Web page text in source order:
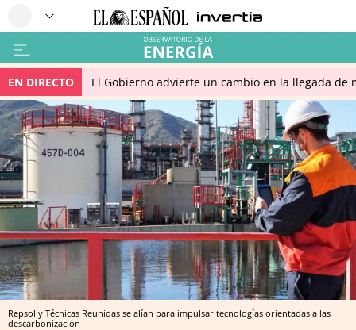
EN DIRECTO El Gobierno advierte un cambio en la llegada
Repsol y Técnicas Reunidas se alían para impulsar tecnologías orientadas a las
descarbonización